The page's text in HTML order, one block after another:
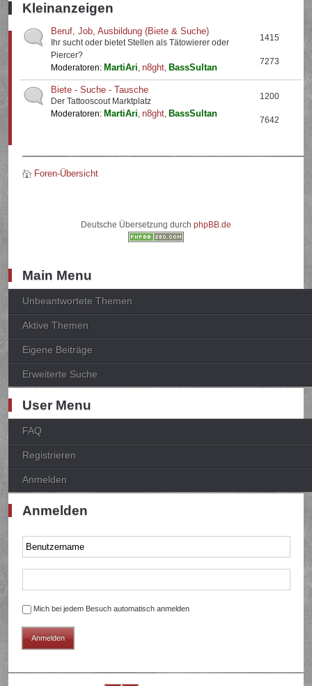
Kleinanzeigen
Beruf, Job, Ausbildung (Biete & Suche)
Ihr sucht oder bietet Stellen als Tätowierer oder
Piercer?
Moderatoren: MartiAri,n8ght, BassSultan
1415
7273
Biete - Suche - Tausche
Der Tattooscout Marktplatz
Moderatoren: MartiAri,n8ght, BassSultan
1200
7642
Foren-Übersicht
Deutsche Übersetzung durch phpBB.de
Main Menu
Unbeantwortete Themen
Aktive Themen
Eigene Beiträge
Erweiterte Suche
User Menu
FAQ
Registrieren
Anmelden
Anmelden
Mich bei jedem Besuch automatisch anmelden